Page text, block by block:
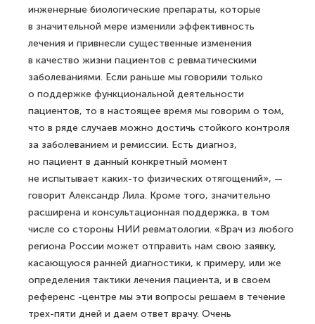
инженерные биологические препараты, которые
в значительной мере изменили эффективность
лечения и привнесли существенные изменения
в качество жизни пациентов с ревматическими
заболеваниями. Если раньше мы говорили только
о поддержке функциональной деятельности
пациентов, то в настоящее время мы говорим о том,
что в ряде случаев можно достичь стойкого контроля
за заболеванием и ремиссии. Есть диагноз,
но пациент в данный конкретный момент
не испытывает каких-то физических отягощений», —
говорит Александр Лила. Кроме того, значительно
расширена и консультационная поддержка, в том
числе со стороны НИИ ревматологии. «Врач из любого
региона России может отправить нам свою заявку,
касающуюся ранней диагностики, к примеру, или же
определения тактики лечения пациента, и в своем
референс -центре мы эти вопросы решаем в течение
трех-пяти дней и даем ответ врачу. Очень